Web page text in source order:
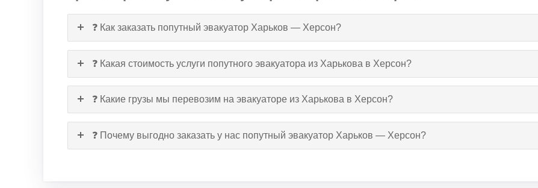
❓ Как заказать попутный эвакуатор Харьков — Херсон?
❓ Какая стоимость услуги попутного эвакуатора из Харькова в Херсон?
❓ Какие грузы мы перевозим на эвакуаторе из Харькова в Херсон?
❓ Почему выгодно заказать у нас попутный эвакуатор Харьков — Херсон?